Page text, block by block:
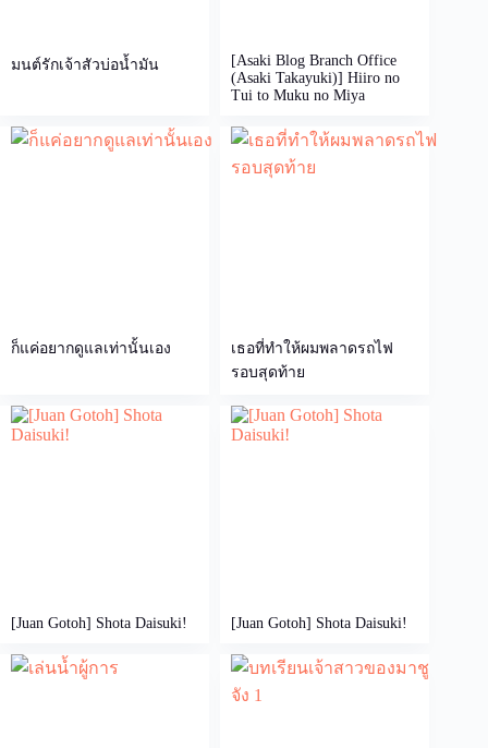
มนต์รักเจ้าสัวบ่อน้ำมัน
[Asaki Blog Branch Office
(Asaki Takayuki)] Hiiro no
Tui to Muku no Miya
ก็แค่อยากดูแลเท่านั้นเอง
เธอที่ทำให้ผมพลาดรถไฟ
รอบสุดท้าย
[Juan Gotoh] Shota Daisuki! [Juan Gotoh] Shota Daisuki!